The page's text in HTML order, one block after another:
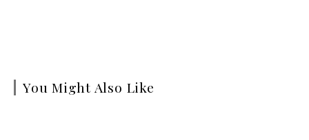
You Might Also Like